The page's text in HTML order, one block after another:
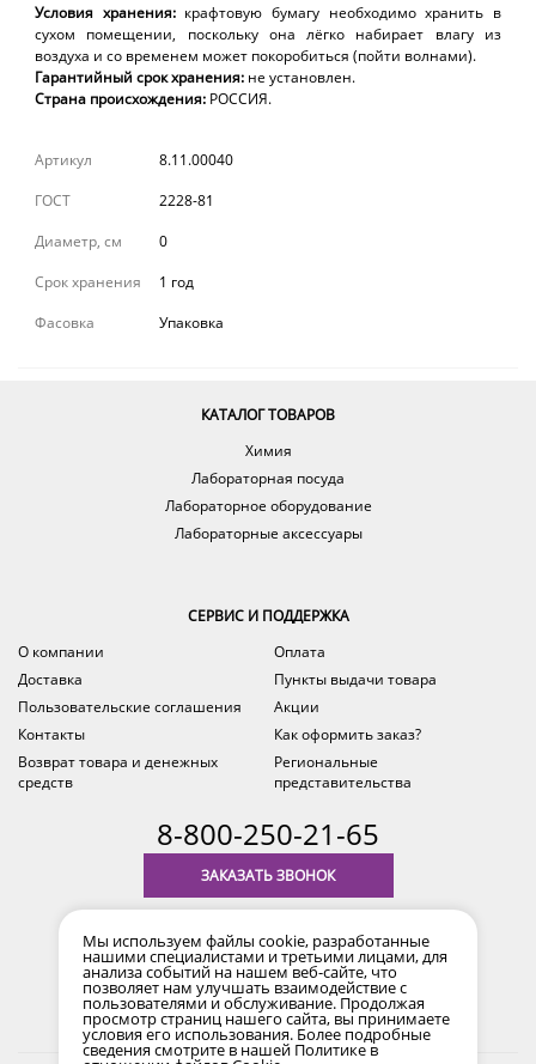
Условия хранения:крафтовуюбумагу необходимо хранить в
сухом помещении, поскольку она лёгко набирает влагу из
воздуха и со временем может покоробиться (пойти волнами).
Гарантийный срокхранения: не установлен.
Страна происхождения: РОССИЯ.
Артикул
8.11.00040
ГОСТ
2228-81
Диаметр, см
0
Срок хранения
1 год
Фасовка
Упаковка
КАТАЛОГ ТОВАРОВ
Химия
Лабораторная посуда
Лабораторное оборудование
Лабораторные аксессуары
СЕРВИС И ПОДДЕРЖКА
О компании
Оплата
Доставка
Пункты выдачи товара
Пользовательские соглашения
Акции
Контакты
Как оформить заказ?
Возврат товара и денежных
средств
Региональные
представительства
8-800-250-21-65
ЗАКАЗАТЬ ЗВОНОК
время по Уфе (MSK+2)
Мы используем файлы cookie, разработанные
нашими специалистами и третьими лицами, для
анализа событий на нашем веб-сайте, что
позволяет нам улучшать взаимодействие с
пользователями и обслуживание. Продолжая
просмотр страниц нашего сайта, вы принимаете
условия его использования. Более подробные
сведения смотрите в нашей Политике в